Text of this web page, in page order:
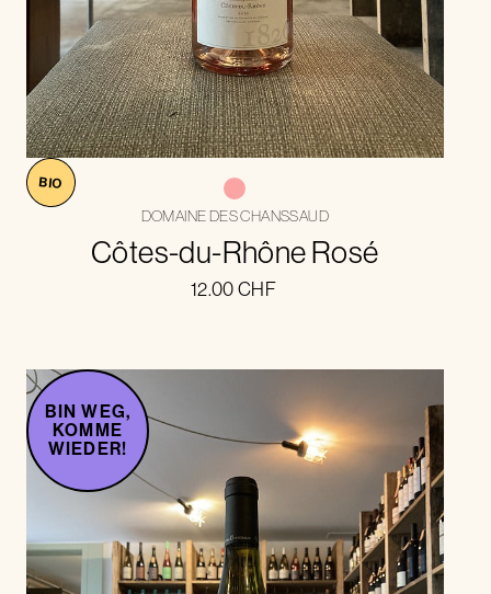
BIO
DOMAINE DES CHANSSAUD
Côtes-du-Rhône Rosé
12.00 CHF
BIN WEG,
KOMME
WIEDER!